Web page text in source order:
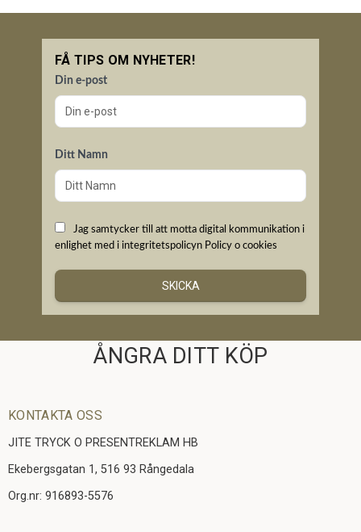
FÅ TIPS OM NYHETER!
Din e-post
Ditt Namn
Jag samtycker till att motta digital kommunikation i
enlighet med i integritetspolicyn Policy o cookies
SKICKA
ÅNGRA DITT KÖP
KONTAKTA OSS
JITE TRYCK O PRESENTREKLAM HB
Ekebergsgatan 1, 516 93 Rångedala
Org.nr: 916893-5576